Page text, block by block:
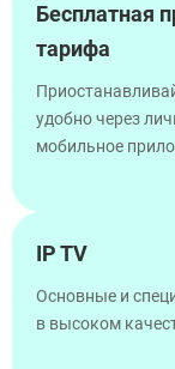
Бесплатная
тарифа
удобно через
мобильное
IP TV
Основные и
в высоком